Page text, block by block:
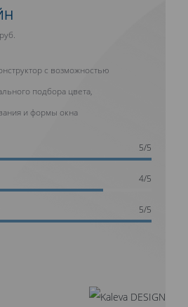
с возможностью
подбора цвета,
и формы окна
5/5
4/5
5/5